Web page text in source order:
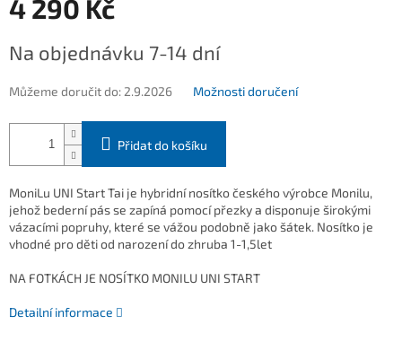
4 290 Kč
cena:
Na objednávku 7-14 dní
Můžeme doručit do: 2.9.2026 Možnosti doručení
Přidat do košíku
MoniLu UNI Start Tai je hybridní nosítko českého výrobce Monilu,
jehož bederní pás se zapíná pomocí přezky a disponuje širokými
vázacími popruhy, které se vážou podobně jako šátek. Nosítko je
vhodné pro děti od narození do zhruba 1-1,5let
NA FOTKÁCH JE NOSÍTKO MONILU UNI START
Detailní informace